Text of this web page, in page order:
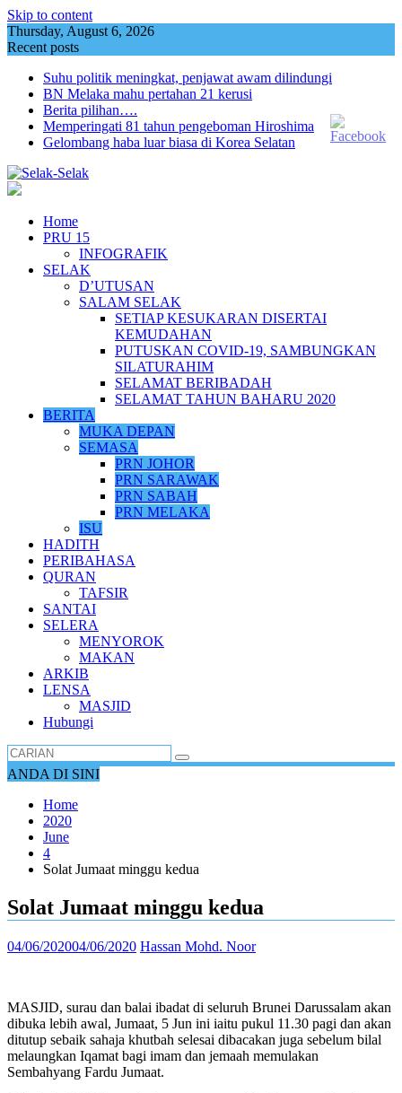
Skip to content
Thursday, August 6, 2026
Recent posts
Suhu politik meningkat, penjawat awam dilindungi
BN Melaka mahu pertahan 21 kerusi
Berita pilihan….
Memperingati 81 tahun pengeboman Hiroshima
Gelombang haba luar biasa di Korea Selatan
Home
PRU 15
INFOGRAFIK
SELAK
D’UTUSAN
SALAM SELAK
SETIAP KESUKARAN DISERTAI
KEMUDAHAN
PUTUSKAN COVID-19, SAMBUNGKAN
SILATURAHIM
SELAMAT BERIBADAH
SELAMAT TAHUN BAHARU 2020
BERITA
MUKA DEPAN
SEMASA
PRN JOHOR
PRN SARAWAK
PRN SABAH
PRN MELAKA
ISU
HADITH
PERIBAHASA
QURAN
TAFSIR
SANTAI
SELERA
MENYOROK
MAKAN
ARKIB
LENSA
MASJID
Hubungi
ANDA DI SINI
Home
2020
June
4
Solat Jumaat minggu kedua
Solat Jumaat minggu kedua
04/06/202004/06/2020 Hassan Mohd. Noor
MASJID, surau dan balai ibadat di seluruh Brunei Darussalam akan
dibuka lebih awal, Jumaat, 5 Jun ini iaitu pukul 11.30 pagi dan akan
ditutup sebaik sahaja khutbah selesai dibacakan juga sebelum bilal
melaungkan Iqamat bagi imam dan jemaah memulakan
Sembahyang Fardu Jumaat.